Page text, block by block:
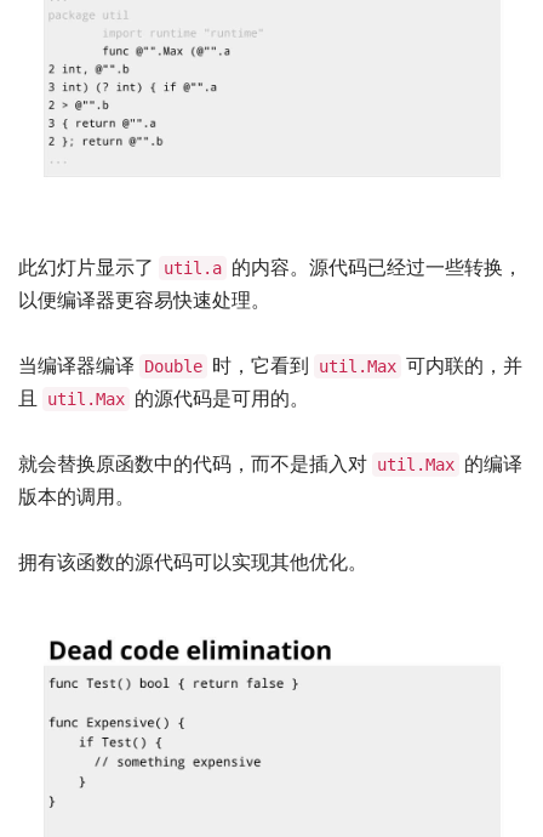
此幻灯片显示了 util.a 的内容。源代码已经过一些转换，
以便编译器更容易快速处理。
当编译器编译 Double 时，它看到 util.Max 可内联的，并
且 util.Max 的源代码是可用的。
就会替换原函数中的代码，而不是插入对 util.Max 的编译
版本的调用。
拥有该函数的源代码可以实现其他优化。